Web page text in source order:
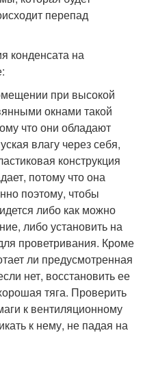
перепад
конденсата на
при высокой
окнами такой
что они обладают
влагу через себя,
конструкция
потому что она
поэтому, чтобы
либо как можно
либо установить на
проветривания. Кроме
ли предусмотренная
нет, восстановить ее
тяга. Проверить
к вентиляционному
к нему, не падая на